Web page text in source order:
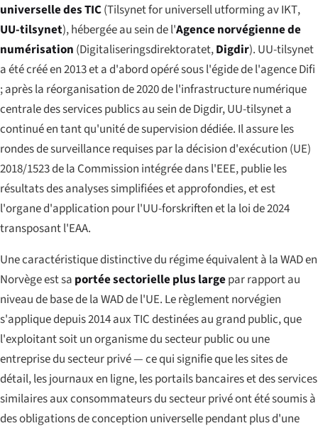
universelle des TIC(Tilsynet for universell utforming av IKT,
UU-tilsynet), hébergée au sein de l'Agence norvégienne de
numérisation (Digitaliseringsdirektoratet,Digdir). UU-tilsynet
a été créé en 2013 et a d'abord opéré sous l'égide de l'agence Difi
; après la réorganisation de 2020 de l'infrastructure numérique
centrale des services publics au sein de Digdir, UU-tilsynet a
continué en tant qu'unité de supervision dédiée. Il assure les
rondes de surveillance requises par la décision d'exécution (UE)
2018/1523 de la Commission intégrée dans l'EEE, publie les
résultats des analyses simplifiées et approfondies, et est
l'organe d'application pour l'UU-forskriften et la loi de 2024
transposant l'EAA.
Une caractéristique distinctive du régime équivalent à la WAD en
Norvège est sa portée sectorielle plus largepar rapport au
niveau de base de la WAD de l'UE. Le règlement norvégien
s'applique depuis 2014 aux TIC destinées au grand public, que
l'exploitant soit un organisme du secteur public ou une
entreprise du secteur privé — ce qui signifie que les sites de
détail, les journaux en ligne, les portails bancaires et des services
similaires aux consommateurs du secteur privé ont été soumis à
des obligations de conception universelle pendant plus d'une